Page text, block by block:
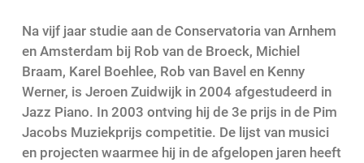
Na vijf jaar studie aan de Conservatoria van Arnhem
en Amsterdam bij Rob van de Broeck, Michiel
Braam, Karel Boehlee, Rob van Bavel en Kenny
Werner, is Jeroen Zuidwijk in 2004 afgestudeerd in
Jazz Piano. In 2003 ontving hij de 3e prijs in de Pim
Jacobs Muziekprijs competitie. De lijst van musici
en projecten waarmee hij in de afgelopen jaren heeft